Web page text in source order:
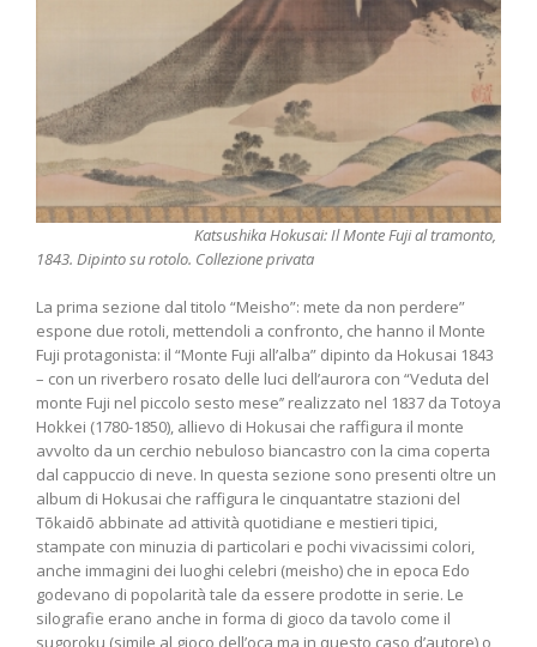
Katsushika Hokusai: Il Monte Fuji al tramonto,
1843. Dipinto su rotolo. Collezione privata
La prima sezione dal titolo “Meisho”: mete da non perdere”
espone due rotoli, mettendoli a confronto, che hanno il Monte
Fuji protagonista: il “Monte Fuji all’alba” dipinto da Hokusai 1843
– con un riverbero rosato delle luci dell’aurora con “Veduta del
monte Fuji nel piccolo sesto mese’’ realizzato nel 1837 da Totoya
Hokkei (1780-1850), allievo di Hokusai che raffigura il monte
avvolto da un cerchio nebuloso biancastro con la cima coperta
dal cappuccio di neve. In questa sezione sono presenti oltre un
album di Hokusai che raffigura le cinquantatre stazioni del
Tōkaidō abbinate ad attività quotidiane e mestieri tipici,
stampate con minuzia di particolari e pochi vivacissimi colori,
anche immagini dei luoghi celebri (meisho) che in epoca Edo
godevano di popolarità tale da essere prodotte in serie. Le
silografie erano anche in forma di gioco da tavolo come il
sugoroku (simile al gioco dell’oca ma in questo caso d’autore) o